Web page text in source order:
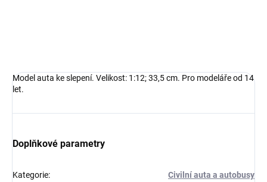
Model auta ke slepení. Velikost: 1:12; 33,5 cm. Pro modeláře od 14
let.
Doplňkové parametry
Kategorie: Civilní auta a autobusy